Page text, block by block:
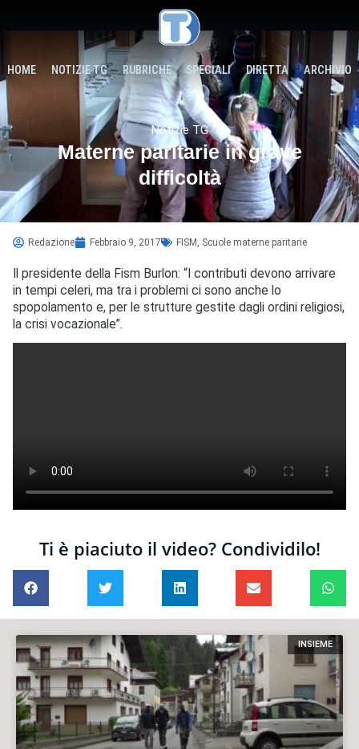
HOME NOTIZIE TG RUBRICHE SPECIALI DIRETTA ARCHIVIO
Notizie TG
Materne paritarie in grave
difficoltà
Redazione Febbraio 9, 2017 FISM Scuole materne paritarie
Il presidente della Fism Burlon: “I contributi devono arrivare
in tempi celeri, ma tra i problemi ci sono anche lo
spopolamento e, per le strutture gestite dagli ordini religiosi,
la crisi vocazionale”.
Ti è piaciuto il video? Condividilo!
INSIEME